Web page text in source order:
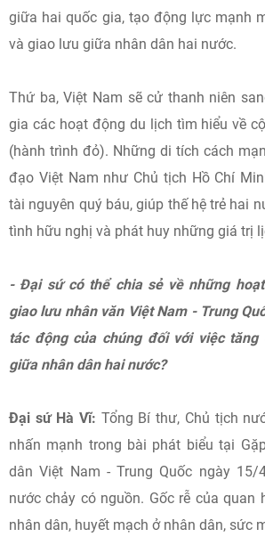
giữa hai quốc gia, tạo động lực mạnh
và giao lưu giữa nhân dân hai nước.
Thứ ba, Việt Nam sẽ cử thanh niên
gia các hoạt động du lịch tìm hiểu về
(hành trình đỏ). Những di tích cách
đạo Việt Nam như Chủ tịch Hồ Chí
tài nguyên quý báu, giúp thế hệ trẻ hai
tình hữu nghị và phát huy những giá trị
- Đại sứ có thể chia sẻ về những
giao lưu nhân văn Việt Nam - Trung
tác động của chúng đối với việc
giữa nhân dân hai nước?
Đại sứ Hà Vĩ: Tổng Bí thư, Chủ tịch
nhấn mạnh trong bài phát biểu tại
dân Việt Nam - Trung Quốc ngày 15/
nước chảy có nguồn. Gốc rễ của quan
nhân dân, huyết mạch ở nhân dân, sức